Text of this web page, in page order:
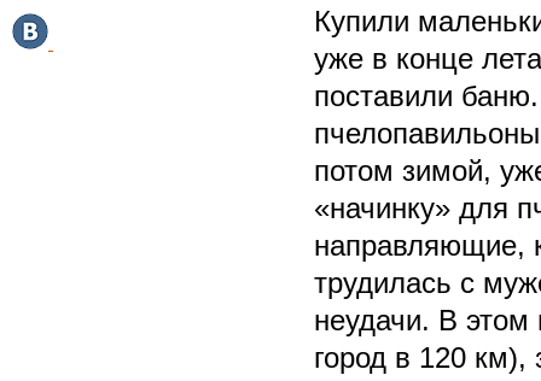
Купили
уже в конце
поставили
потом зимой,
«начинку» для
направляющие,
трудилась с
неудачи. В
город в 120